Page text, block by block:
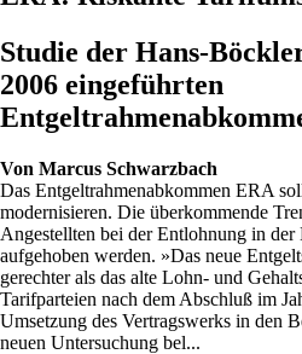
Studie der Hans-
2006 eingeführten
Von Marcus Schwarzbach
Das Entgeltrahmenabkommen ERA
modernisieren. Die überkommende
Angestellten bei der Entlohnung in
aufgehoben werden. »Das neue
gerechter als das alte Lohn- und
Tarifparteien nach dem Abschluß im
Umsetzung des Vertragswerks in den
neuen Untersuchung bel...